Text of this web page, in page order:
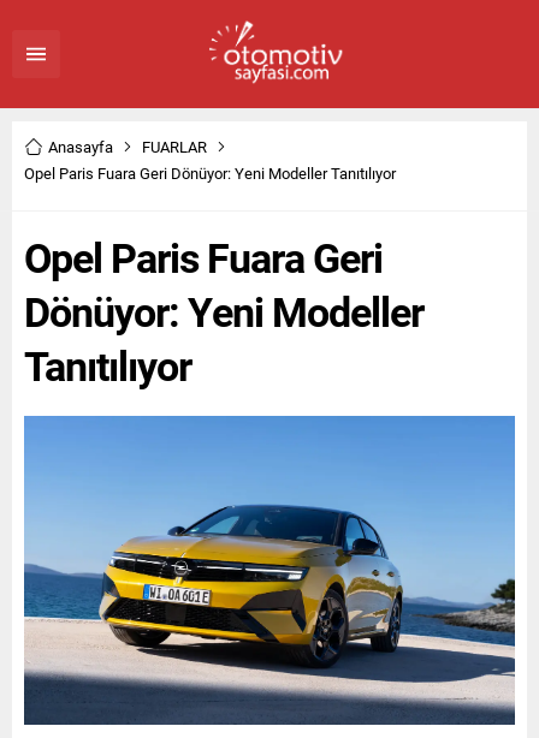
Anasayfa
FUARLAR
Opel Paris Fuara Geri Dönüyor: Yeni Modeller Tanıtılıyor
Opel Paris Fuara Geri
Dönüyor: Yeni Modeller
Tanıtılıyor